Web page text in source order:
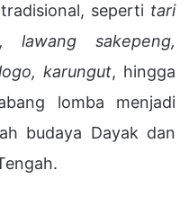
seperti tari
lawang sakepeng,
karungut, hingga
lomba menjadi
budaya Dayak dan